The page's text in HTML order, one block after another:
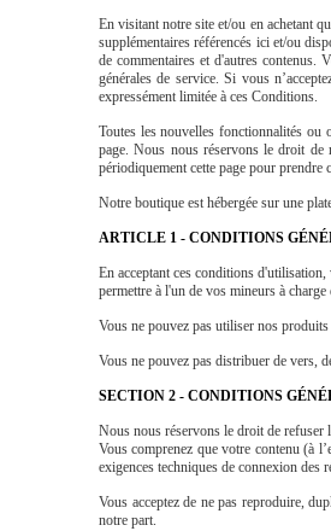
En visitant notre site et/ou en achetant
supplémentaires référencés ici et/ou
de commentaires et d'autres contenus.
générales de service. Si vous
expressément limitée à ces Conditions.
Toutes les nouvelles fonctionnalités ou
page. Nous nous réservons le droit
périodiquement cette page pour
Notre boutique est hébergée sur une
ARTICLE 1 - CONDITIONS
En acceptant ces conditions
permettre à l'un de vos mineurs à charge
Vous ne pouvez pas utiliser nos
Vous ne pouvez pas distribuer de vers,
SECTION 2 - CONDITIONS
Nous nous réservons le droit de refuser
Vous comprenez que votre contenu (à
exigences techniques de connexion des
Vous acceptez de ne pas reproduire,
notre part.